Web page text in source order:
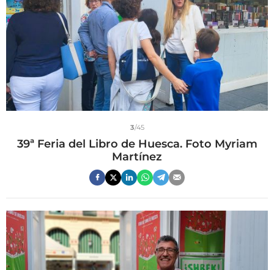
3/45
39ª Feria del Libro de Huesca. Foto Myriam
Martínez